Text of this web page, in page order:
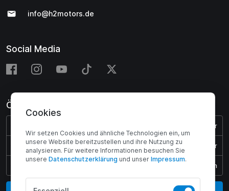
info@h2motors.de
Social Media
Öffnungszeiten
08:00 - 17:00 Uhr
Freitag: 08:00 - 15:45 Uhr
Geschlossen
Cookies
Wir setzen Cookies und ähnliche Technologien ein, um
unsere Website bereitzustellen und ihre Nutzung zu
analysieren. Für weitere Informationen besuchen Sie
unsere Daten­schutz­erklärung und unser Impressum.